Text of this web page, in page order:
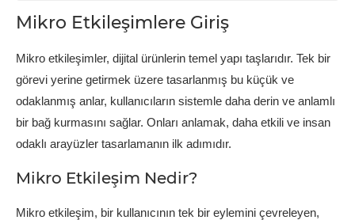
Mikro Etkileşimlere Giriş
Mikro etkileşimler, dijital ürünlerin temel yapı taşlarıdır. Tek bir
görevi yerine getirmek üzere tasarlanmış bu küçük ve
odaklanmış anlar, kullanıcıların sistemle daha derin ve anlamlı
bir bağ kurmasını sağlar. Onları anlamak, daha etkili ve insan
odaklı arayüzler tasarlamanın ilk adımıdır.
Mikro Etkileşim Nedir?
Mikro etkileşim, bir kullanıcının tek bir eylemini çevreleyen,